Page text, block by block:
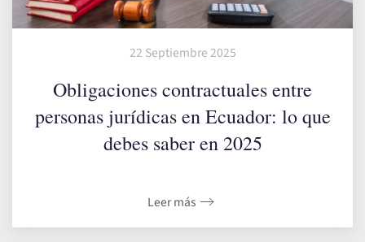
22 Septiembre 2025
Obligaciones contractuales entre
personas jurídicas en Ecuador: lo que
debes saber en 2025
Leer más